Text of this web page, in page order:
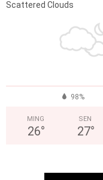
Scattered Clouds
98%
MING
26°
SEN
27°